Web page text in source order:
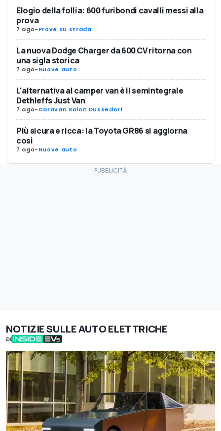
Elogio della follia: 600 furibondi cavalli messi alla
prova
7 ago-Prove su strada
La nuova Dodge Charger da 600 CV ritorna con
una sigla storica
7 ago-Nuove auto
L'alternativa al camper van è il semintegrale
Dethleffs Just Van
7 ago-Caravan Salon Dussedorf
Più sicura e ricca: la Toyota GR86 si aggiorna
così
7 ago-Nuove auto
NOTIZIE SULLE AUTO ELETTRICHE
DI